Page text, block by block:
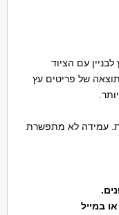
עם הציוד
של פריטים עץ
עמידה לא מתפשרת